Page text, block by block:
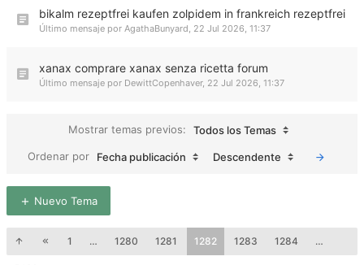
bikalm rezeptfrei kaufen zolpidem in frankreich rezeptfrei
Último mensaje por AgathaBunyard, 22 Jul 2026, 11:37
xanax comprare xanax senza ricetta forum
Último mensaje por DewittCopenhaver, 22 Jul 2026, 11:37
Mostrar temas previos:
Todos los Temas
Ordenar por
Fecha publicación Descendente
Nuevo Tema
1 … 1280 1281 1282 1283 1284 …